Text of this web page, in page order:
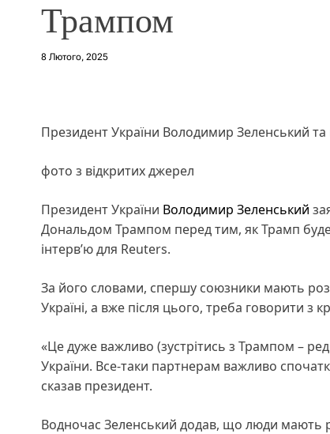
Трампом
8 Лютого, 2025
Президент України Володимир Зеленський
фото з відкритих джерел
Президент України Володимир Зеленський
Дональдом Трампом перед тим, як Трамп
інтерв’ю для Reuters.
За його словами, спершу союзники мають
Україні, а вже після цього, треба говорити з
«Це дуже важливо (зустрітись з Трампом –
України. Все-таки партнерам важливо
сказав президент.
Водночас Зеленський додав, що люди мають